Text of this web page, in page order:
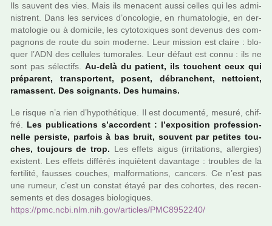
Ils sau­vent des vies. Mais ils mena­cent aussi celles qui les admi­
nis­trent. Dans les ser­vi­ces d’onco­lo­gie, en rhu­ma­to­lo­gie, en der­
ma­to­lo­gie ou à domi­cile, les cyto­toxi­ques sont deve­nus des com­
pa­gnons de route du soin moderne. Leur mis­sion est claire : blo­
quer l’ADN des cel­lu­les tumo­ra­les. Leur défaut est connu : ils ne
sont pas sélec­tifs. Au-delà du patient, ils tou­chent ceux qui
pré­pa­rent, trans­por­tent, posent, débran­chent, net­toient,
ramas­sent. Des soi­gnants. Des humains.
Le risque n’a rien d’hypo­thé­ti­que. Il est docu­menté, mesuré, chif­
fré. Les publi­ca­tions s’accor­dent : l’expo­si­tion pro­fes­sion­
nelle per­siste, par­fois à bas bruit, sou­vent par peti­tes tou­
ches, tou­jours de trop. Les effets aigus (irri­ta­tions, aller­gies)
exis­tent. Les effets dif­fé­rés inquiè­tent davan­tage : trou­bles de la
fer­ti­lité, faus­ses cou­ches, mal­for­ma­tions, can­cers. Ce n’est pas
une rumeur, c’est un cons­tat étayé par des cohor­tes, des recen­
se­ments et des dosa­ges bio­lo­gi­ques.
https://pmc.ncbi.nlm.nih.gov/arti­cles/PMC8952240/